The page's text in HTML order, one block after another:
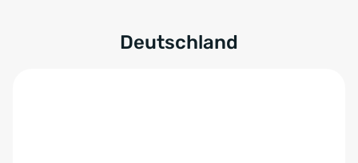
Deutschland